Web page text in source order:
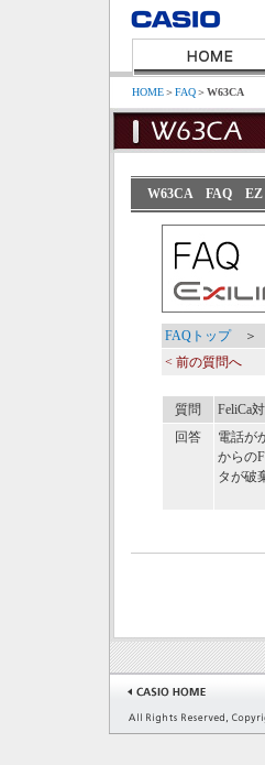
HOME＞FAQ＞W63CA
W63CA FAQ EZ
FAQトップ＞
< 前の質問へ
質問
FeliCa
回答
電話が
からの
タが破